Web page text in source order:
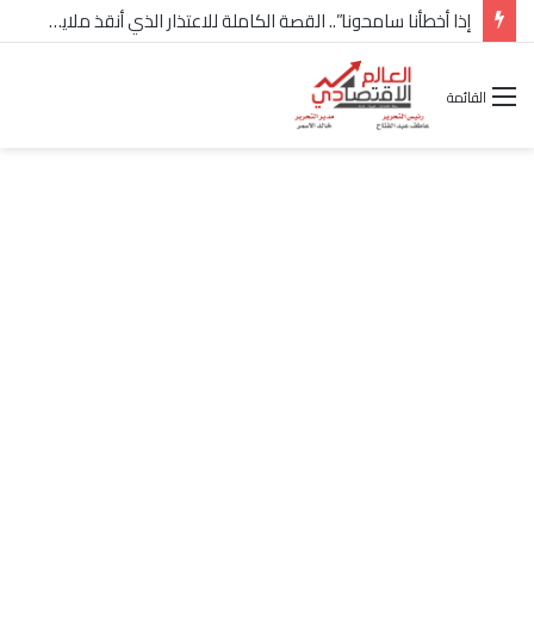
شركة “Scope Developments” تعلن تولي أحمد كمال عيسى منصب الرئيس التنفيذي للقطاع التجاري
القائمة